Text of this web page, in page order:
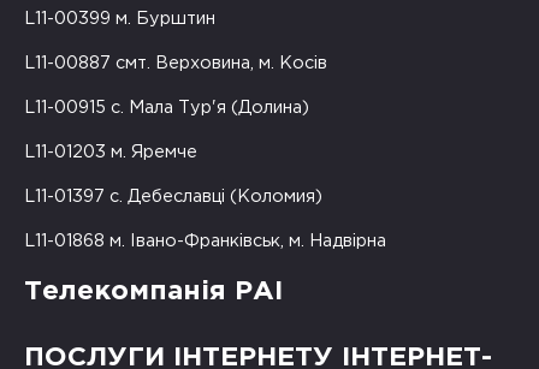
L11-00399 м. Бурштин
L11-00887 смт. Верховина, м. Косів
L11-00915 с. Мала Тур'я (Долина)
L11-01203 м. Яремче
L11-01397 с. Дебеславці (Коломия)
L11-01868 м. Івано-Франківськ, м. Надвірна
Телекомпанія РАІ
ПОСЛУГИ ІНТЕРНЕТУ ІНТЕРНЕТ-